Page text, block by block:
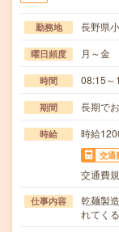
勤務地 長野県
曜日頻度 月～金
時間 08:15～
期間 長期で
時給 時給
交通
交通費
仕事内容
乾麺製
れてく